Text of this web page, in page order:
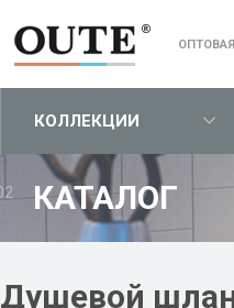
КОЛЛЕКЦИИ
КАТАЛОГ
Душевой